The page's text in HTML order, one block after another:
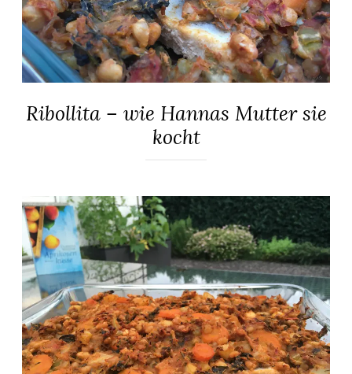
ALLGEMEIN
KOCHEN
&
MEHR
·
REZEPTE
Ribollita – wie Hannas Mutter sie
kocht
Juli
2017